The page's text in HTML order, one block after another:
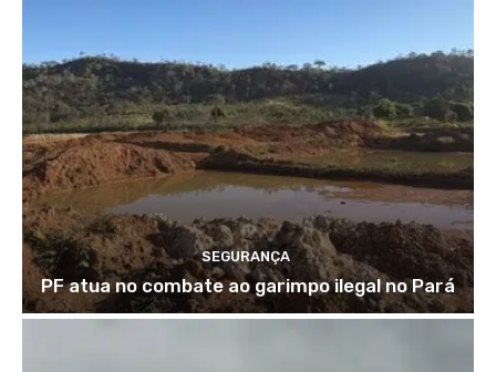
SEGURANÇA
PF atua no combate ao garimpo ilegal no Pará